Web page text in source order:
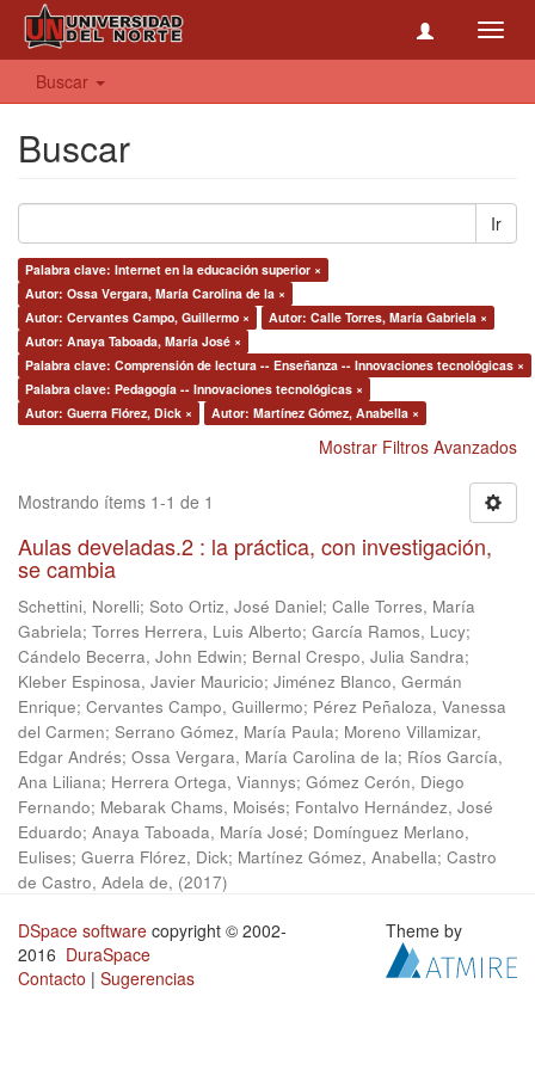
Buscar
Buscar
Ir
Palabra clave: Internet en la educación superior ×
Autor: Ossa Vergara, María Carolina de la ×
Autor: Cervantes Campo, Guillermo ×
Autor: Calle Torres, María Gabriela ×
Autor: Anaya Taboada, María José ×
Palabra clave: Comprensión de lectura -- Enseñanza -- Innovaciones tecnológicas ×
Palabra clave: Pedagogía -- Innovaciones tecnológicas ×
Autor: Guerra Flórez, Dick ×
Autor: Martínez Gómez, Anabella ×
Mostrar Filtros Avanzados
Mostrando ítems 1-1 de 1
Aulas develadas.2 : la práctica, con investigación,
se cambia
Schettini, Norelli; Soto Ortiz, José Daniel; Calle Torres, María
Gabriela; Torres Herrera, Luis Alberto; García Ramos, Lucy;
Cándelo Becerra, John Edwin; Bernal Crespo, Julia Sandra;
Kleber Espinosa, Javier Mauricio; Jiménez Blanco, Germán
Enrique; Cervantes Campo, Guillermo; Pérez Peñaloza, Vanessa
del Carmen; Serrano Gómez, María Paula; Moreno Villamizar,
Edgar Andrés; Ossa Vergara, María Carolina de la; Ríos García,
Ana Liliana; Herrera Ortega, Viannys; Gómez Cerón, Diego
Fernando; Mebarak Chams, Moisés; Fontalvo Hernández, José
Eduardo; Anaya Taboada, María José; Domínguez Merlano,
Eulises; Guerra Flórez, Dick; Martínez Gómez, Anabella; Castro
de Castro, Adela de, (2017)
DSpace software copyright © 2002-
2016 DuraSpace
Contacto | Sugerencias
Theme by